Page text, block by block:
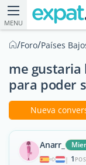
MENU
/Foro/Países
me gustaria
para poder
Nueva
Anarr_
| 1